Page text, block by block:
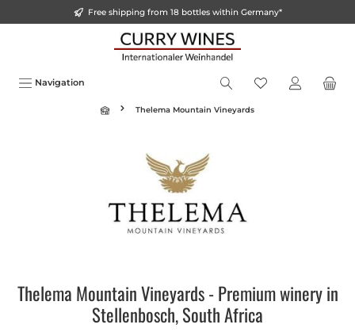
Free shipping from 18 bottles within Germany*
Navigation
Thelema Mountain Vineyards
Thelema Mountain Vineyards - Premium winery in
Stellenbosch, South Africa